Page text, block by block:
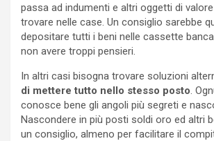
passa ad indumenti e altri oggetti di
trovare nelle case. Un consiglio sarebbe
depositare tutti i beni nelle cassette
non avere troppi pensieri.
In altri casi bisogna trovare soluzioni
di mettere tutto nello stesso posto.
conosce bene gli angoli più segreti e
Nascondere in più posti soldi oro ed altri
un consiglio, almeno per facilitare il